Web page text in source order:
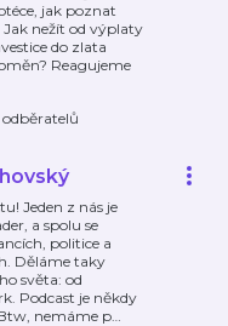
jak poznat
nežít od výplaty
do zlata
Reagujeme
odběratelů
Jeden z nás je
a spolu se
politice a
Děláme taky
světa: od
Podcast je někdy
nemáme p…